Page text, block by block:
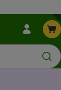
moj
zoohit
meni